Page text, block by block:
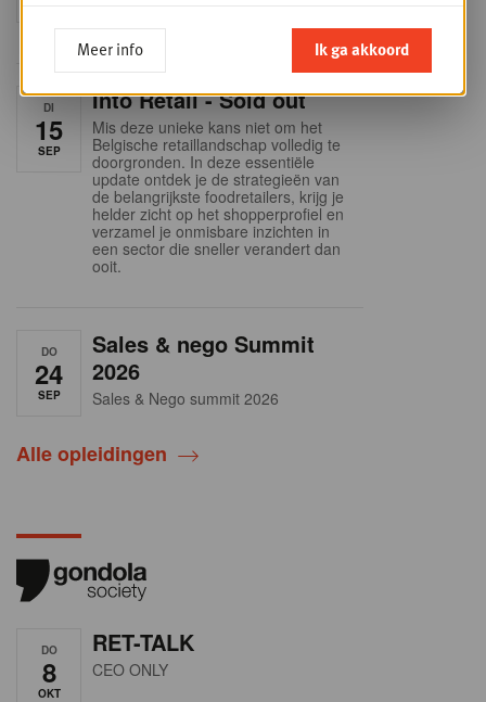
DI
15
SEP
Into Retail - Sold out
Mis deze unieke kans niet om het
Belgische retaillandschap volledig te
doorgronden. In deze essentiële
update ontdek je de strategieën van
de belangrijkste foodretailers, krijg je
helder zicht op het shopperprofiel en
verzamel je onmisbare inzichten in
een sector die sneller verandert dan
ooit.
DO
24
SEP
Sales & nego Summit
2026
Sales & Nego summit 2026
Alle opleidingen
DO
8
OKT
RET-TALK
CEO ONLY
Meer info Ik ga akkoord